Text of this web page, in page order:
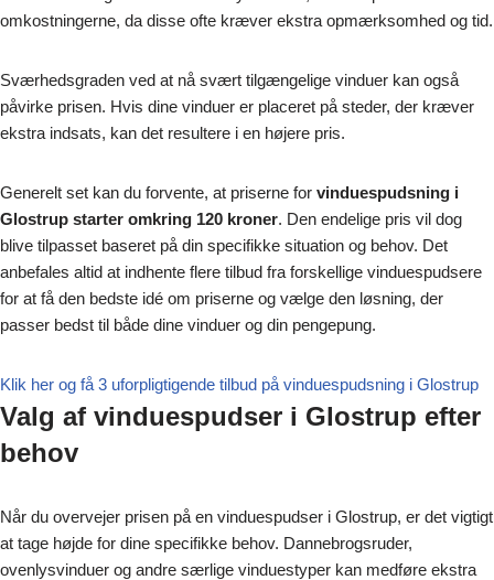
omkostningerne, da disse ofte kræver ekstra opmærksomhed og tid.
Sværhedsgraden ved at nå svært tilgængelige vinduer kan også
påvirke prisen. Hvis dine vinduer er placeret på steder, der kræver
ekstra indsats, kan det resultere i en højere pris.
Generelt set kan du forvente, at priserne for vinduespudsning i
Glostrup starter omkring 120 kroner. Den endelige pris vil dog
blive tilpasset baseret på din specifikke situation og behov. Det
anbefales altid at indhente flere tilbud fra forskellige vinduespudsere
for at få den bedste idé om priserne og vælge den løsning, der
passer bedst til både dine vinduer og din pengepung.
Klik her og få 3 uforpligtigende tilbud på vinduespudsning i Glostrup
Valg af vinduespudser i Glostrup efter
behov
Når du overvejer prisen på en vinduespudser i Glostrup, er det vigtigt
at tage højde for dine specifikke behov. Dannebrogsruder,
ovenlysvinduer og andre særlige vinduestyper kan medføre ekstra